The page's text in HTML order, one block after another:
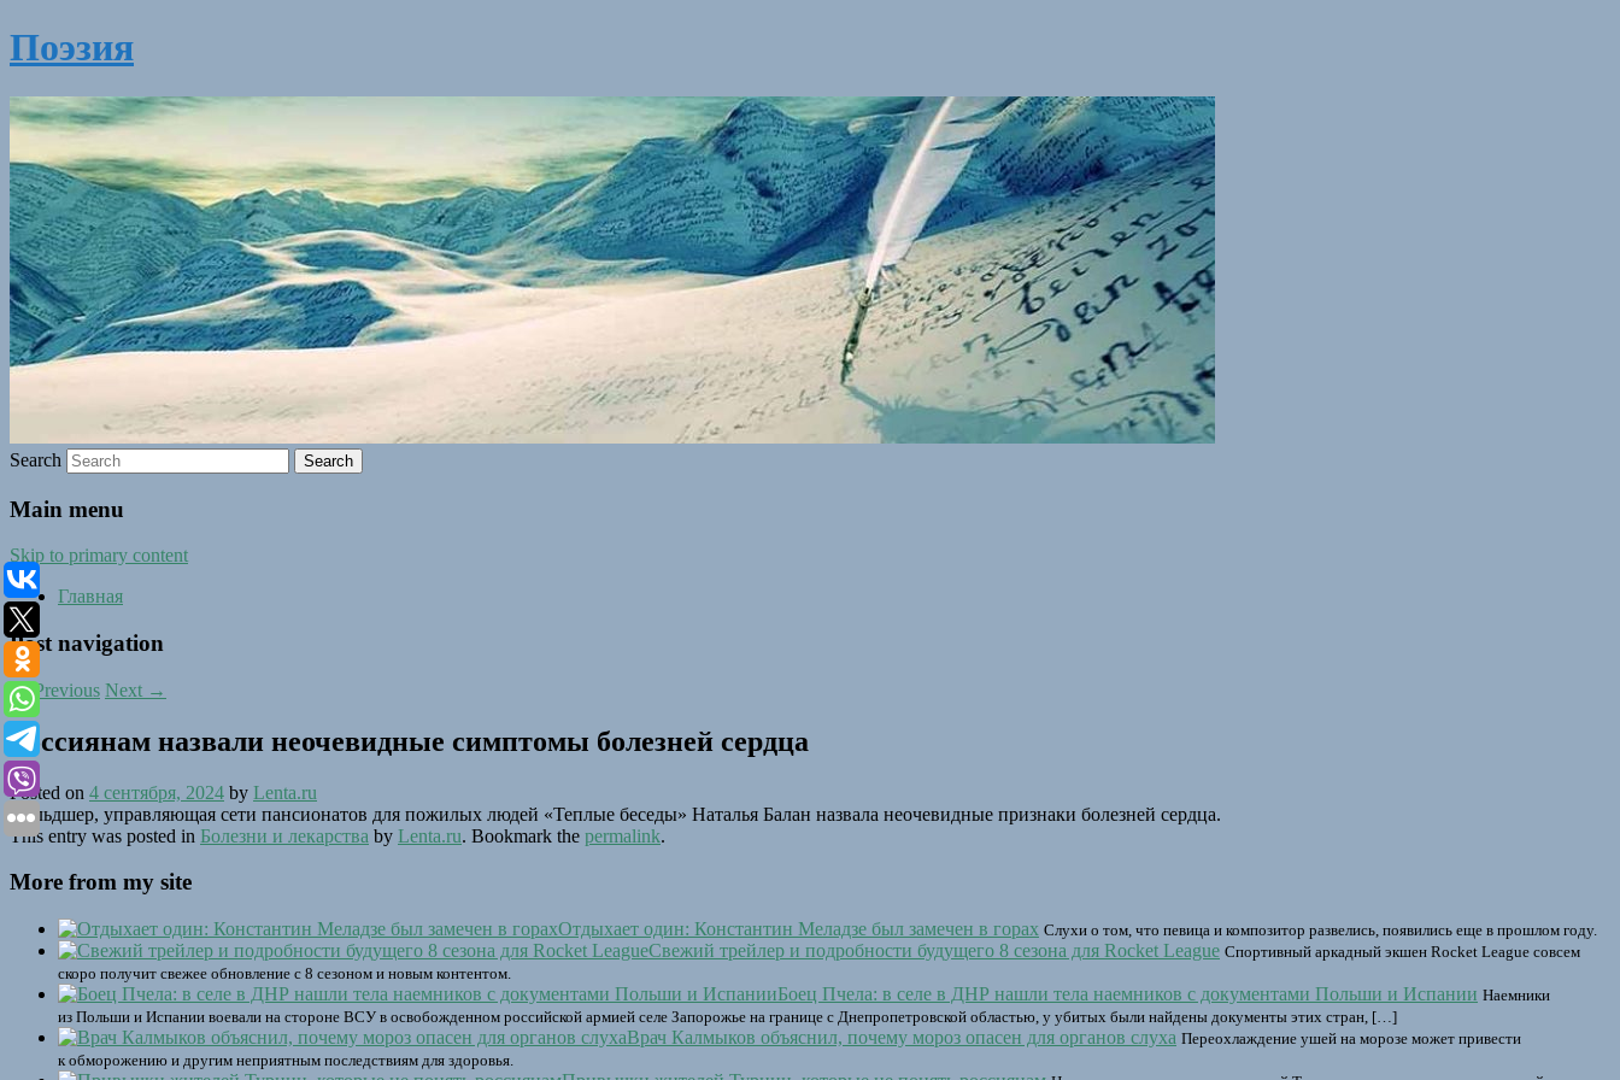
Поэзия
Search
Main menu
Skip to primary content
Главная
Post navigation
←Previous Next →
Россиянам назвали неочевидные симптомы болезней сердца
Posted on 4 сентября, 2024 by Lenta.ru
Фельдшер, управляющая сети пансионатов для пожилых людей «Теплые беседы» Наталья Балан назвала неочевидные признаки болезней сердца.
This entry was posted in Болезни и лекарства by Lenta.ru. Bookmark the permalink.
More from my site
Отдыхает один: Константин Меладзе был замечен в горах Слухи о том, что певица и композитор развелись, появились еще в прошлом году.
Свежий трейлер и подробности будущего 8 сезона для Rocket League Спортивный аркадный экшен Rocket League совсем
скоро получит свежее обновление с 8 сезоном и новым контентом.
Боец Пчела: в селе в ДНР нашли тела наемников с документами Польши и Испании Наемники
из Польши и Испании воевали на стороне ВСУ в освобожденном российской армией селе Запорожье на границе с Днепропетровской областью, у убитых были найдены документы этих стран, […]
Врач Калмыков объяснил, почему мороз опасен для органов слуха Переохлаждение ушей на морозе может привести
к обморожению и другим неприятным последствиям для здоровья.